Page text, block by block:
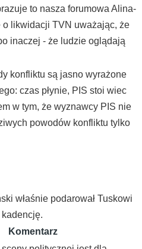
to nasza forumowa Alina-
o likwidacji TVN uważając, że
inaczej - że ludzie oglądają
konfliktu są jasno wyrażone
czas płynie, PIS stoi wiec
w tym, że wyznawcy PIS nie
powodów konfliktu tylko
właśnie podarował Tuskowi
Komentarz